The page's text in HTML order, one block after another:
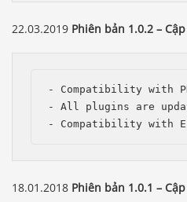
22.03.2019 Phiên bản 1.0.2 –
- Compatibility with
- All plugins are
- Compatibility with
18.01.2018 Phiên bản 1.0.1 –